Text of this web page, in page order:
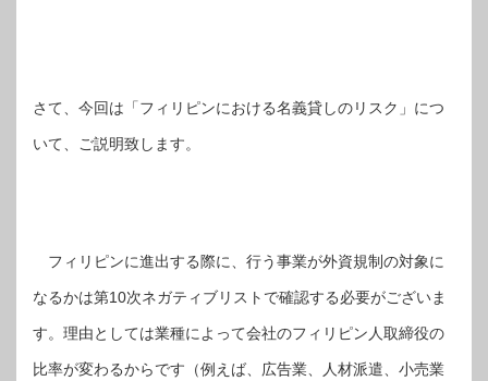
さて、今回は「フィリピンにおける名義貸しのリスク」につ
いて、ご説明致します。
フィリピンに進出する際に、行う事業が外資規制の対象に
なるかは第10次ネガティブリストで確認する必要がございま
す。理由としては業種によって会社のフィリピン人取締役の
比率が変わるからです（例えば、広告業、人材派遣、小売業